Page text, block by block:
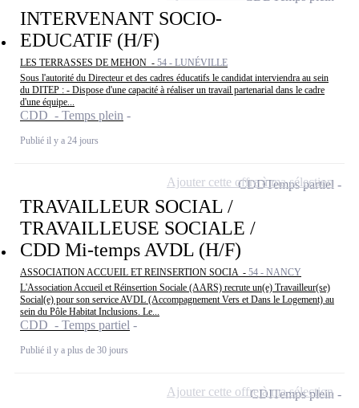
INTERVENANT SOCIO-
EDUCATIF (H/F)
LES TERRASSES DE MEHON - 54 - LUNÉVILLE
Sous l'autorité du Directeur et des cadres éducatifs le candidat interviendra au sein
du DITEP : - Dispose d'une capacité à réaliser un travail partenarial dans le cadre
d'une équipe...
CDD - Temps plein
Publié il y a 24 jours
TRAVAILLEUR SOCIAL /
TRAVAILLEUSE SOCIALE /
CDD Mi-temps AVDL (H/F)
ASSOCIATION ACCUEIL ET REINSERTION SOCIA - 54 - NANCY
L'Association Accueil et Réinsertion Sociale (AARS) recrute un(e) Travailleur(se)
Social(e) pour son service AVDL (Accompagnement Vers et Dans le Logement) au
sein du Pôle Habitat Inclusions. Le...
CDD - Temps partiel
Publié il y a plus de 30 jours
CDDTemps partiel
Ajouter cette offre à ma sélection
CDITemps plein
Ajouter cette offre à ma sélection